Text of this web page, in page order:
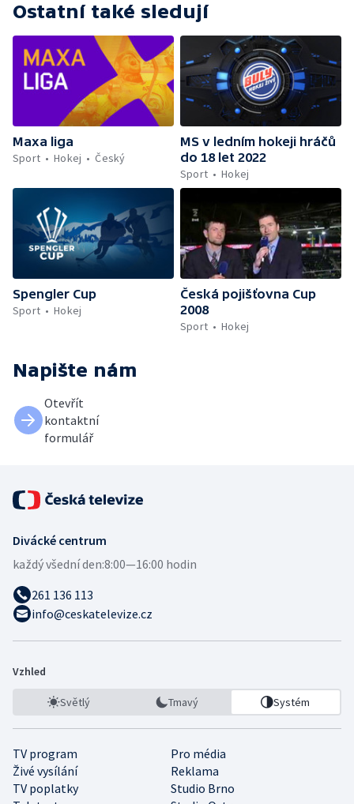
Ostatní také sledují
Maxa liga
Sport
Hokej Český
MS v ledním hokeji hráčů
do 18 let 2022
Sport
Hokej
Spengler Cup
Sport
Hokej
Česká pojišťovna Cup
2008
Sport
Hokej
Napište nám
Otevřít
kontaktní
formulář
Divácké centrum
každý všední den:8:00—16:00 hodin
261 136 113
info@ceskatelevize.cz
Vzhled
Světlý Tmavý Systém
TV program
Pro média
Živé vysílání
Reklama
TV poplatky
Studio Brno